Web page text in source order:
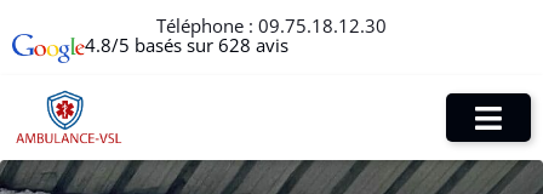
Téléphone : 09.75.18.12.30
4.8/5 basés sur 628 avis